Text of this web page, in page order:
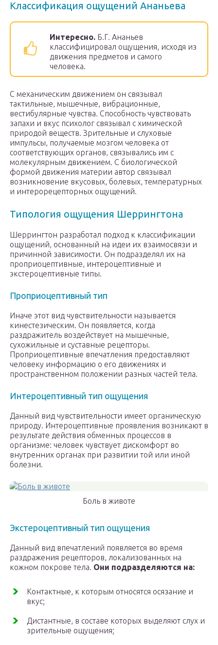
Классификация ощущений Ананьева
Интересно. Б.Г. Ананьев
классифицировал ощущения, исходя из
движения предметов и самого
человека.
С механическим движением он связывал
тактильные, мышечные, вибрационные,
вестибулярные чувства. Способность чувствовать
запахи и вкус психолог связывал с химической
природой веществ. Зрительные и слуховые
импульсы, получаемые мозгом человека от
соответствующих органов, связывались им с
молекулярным движением. С биологической
формой движения материи автор связывал
возникновение вкусовых, болевых, температурных
и интерорецепторных ощущений.
Типология ощущения Шеррингтона
Шеррингтон разработал подход к классификации
ощущений, основанный на идеи их взаимосвязи и
причинной зависимости. Он подразделял их на
проприоцептивные, интероцептивные и
экстероцептивные типы.
Проприоцептивный тип
Иначе этот вид чувствительности называется
кинестезическим. Он появляется, когда
раздражитель воздействует на мышечные,
сухожильные и суставные рецепторы.
Проприоцептивные впечатления предоставляют
человеку информацию о его движениях и
пространственном положении разных частей тела.
Интероцептивный тип ощущения
Данный вид чувствительности имеет органическую
природу. Интероцептивные проявления возникают в
результате действия обменных процессов в
организме: человек чувствует дискомфорт во
внутренних органах при развитии той или иной
болезни.
Боль в животе
Экстероцептивный тип ощущения
Данный вид впечатлений появляется во время
раздражения рецепторов, локализованных на
кожном покрове тела. Они подразделяются на:
Контактные, к которым относятся осязание и
вкус;
Дистантные, в составе которых выделяют слух и
зрительные ощущения;